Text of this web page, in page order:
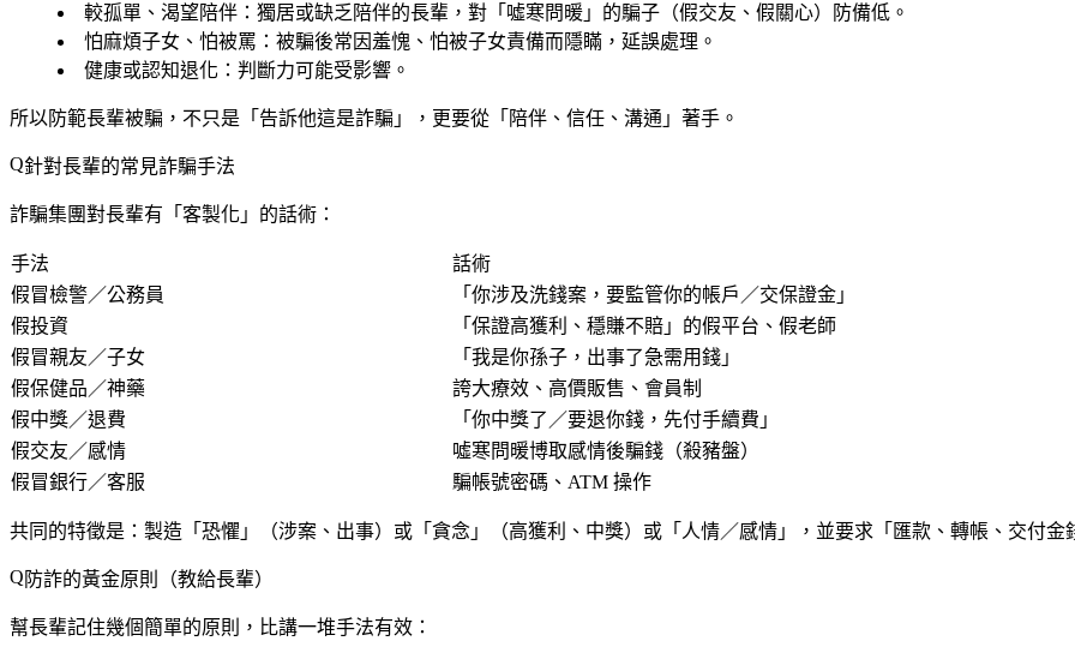
較孤單、渴望陪伴 ：獨居或缺乏陪伴的長輩，對「噓寒問暖」的騙子（假交友、假關心）防備低。
怕麻煩子女、怕被罵 ：被騙後常因羞愧、怕被子女責備而隱瞞，延誤處理。
健康或認知退化 ：判斷力可能受影響。
所以防範長輩被騙，不只是「告訴他這是詐騙」，更要從「陪伴、信任、溝通」著手。
針對長輩的常見詐騙手法
詐騙集團對長輩有「客製化」的話術：
手法
話術
假冒檢警／公務員
「你涉及洗錢案，要監管你的帳戶／交保證金」
假投資
「保證高獲利、穩賺不賠」的假平台、假老師
假冒親友／子女
「我是你孫子，出事了急需用錢」
假保健品／神藥
誇大療效、高價販售、會員制
假中獎／退費
「你中獎了／要退你錢，先付手續費」
假交友／感情
噓寒問暖博取感情後騙錢（殺豬盤）
假冒銀行／客服
騙帳號密碼、ATM 操作
共同的特徵是： 製造「恐懼」（涉案、出事）或「貪念」（高獲利、中獎）或「人情／感情」，並要求「匯款、轉帳、交付金
防詐的黃金原則（教給長輩）
幫長輩記住幾個簡單的原則，比講一堆手法有效：